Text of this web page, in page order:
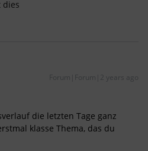
dies
Forum|Forum|2 years ago
die letzten Tage ganz
klasse Thema, das du